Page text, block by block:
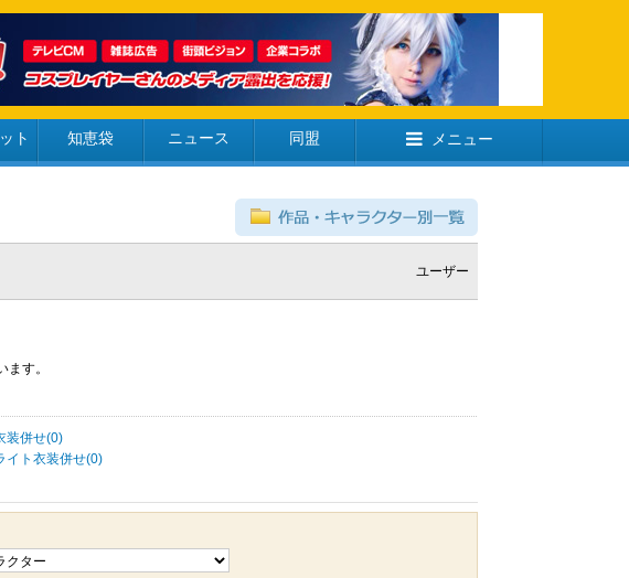
ト 知恵袋 ニュース 同盟 メニュー
ユーザー
す。
装併せ(0)
イト衣装併せ(0)